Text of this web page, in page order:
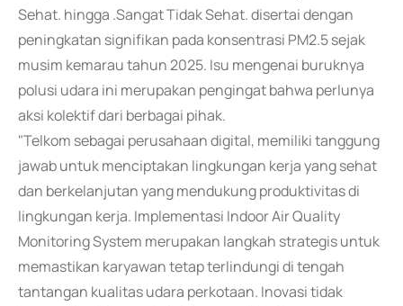
Sehat. hingga .Sangat Tidak Sehat. disertai dengan
peningkatan signifikan pada konsentrasi PM2.5 sejak
musim kemarau tahun 2025. Isu mengenai buruknya
polusi udara ini merupakan pengingat bahwa perlunya
aksi kolektif dari berbagai pihak.
"Telkom sebagai perusahaan digital, memiliki tanggung
jawab untuk menciptakan lingkungan kerja yang sehat
dan berkelanjutan yang mendukung produktivitas di
lingkungan kerja. Implementasi Indoor Air Quality
Monitoring System merupakan langkah strategis untuk
memastikan karyawan tetap terlindungi di tengah
tantangan kualitas udara perkotaan. Inovasi tidak